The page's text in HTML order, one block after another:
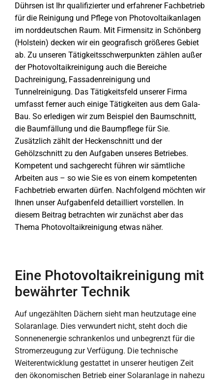
Dührsen ist Ihr qualifizierter und erfahrener Fachbetrieb
für die Reinigung und Pflege von Photovoltaikanlagen
im norddeutschen Raum. Mit Firmensitz in Schönberg
(Holstein) decken wir ein geografisch größeres Gebiet
ab. Zu unseren Tätigkeitsschwerpunkten zählen außer
der Photovoltaikreinigung auch die Bereiche
Dachreinigung, Fassadenreinigung und
Tunnelreinigung. Das Tätigkeitsfeld unserer Firma
umfasst ferner auch einige Tätigkeiten aus dem Gala-
Bau. So erledigen wir zum Beispiel den Baumschnitt,
die Baumfällung und die Baumpflege für Sie.
Zusätzlich zählt der Heckenschnitt und der
Gehölzschnitt zu den Aufgaben unseres Betriebes.
Kompetent und sachgerecht führen wir sämtliche
Arbeiten aus – so wie Sie es von einem kompetenten
Fachbetrieb erwarten dürfen. Nachfolgend möchten wir
Ihnen unser Aufgabenfeld detailliert vorstellen. In
diesem Beitrag betrachten wir zunächst aber das
Thema Photovoltaikreinigung etwas näher.
Eine Photovoltaikreinigung mit
bewährter Technik
Auf ungezählten Dächern sieht man heutzutage eine
Solaranlage. Dies verwundert nicht, steht doch die
Sonnenenergie schrankenlos und unbegrenzt für die
Stromerzeugung zur Verfügung. Die technische
Weiterentwicklung gestattet in unserer heutigen Zeit
den ökonomischen Betrieb einer Solaranlage in nahezu